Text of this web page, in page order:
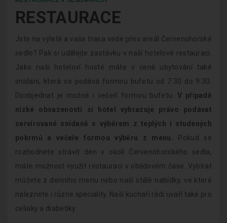
RESTAURACE
Jste na výletě a vaše trasa vede přes areál Červenohorské
sedlo? Pak si udělejte zastávku v naší hotelové restauraci.
Jako naši hoteloví hosté máte v ceně ubytování také
snídani, která se podává formou bufetu od 7:30 do 9:30.
Doobjednat je možné i večeří formou bufetu.
V případě
nízké obsazenosti si hotel vyhrazuje právo podávat
servírované snídaně s výběrem z teplých i studených
pokrmů a večeře formou výběru z menu.
Pokud se
rozhodnete strávit den v okolí Červenohorského sedla,
máte možnost využít restauraci v obědovém čase. Vybírat
můžete z denního menu nebo naší stálé nabídky, ve které
naleznete i různé speciality. Naši kuchaři rádi uvaří také pro
celiaky a diabetiky.